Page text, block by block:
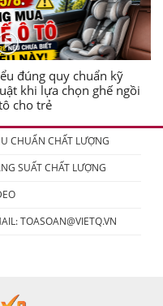
đúng quy chuẩn kỹ
khi lựa chọn ghế ngồi
cho trẻ
CHUẨN CHẤT LƯỢNG
SUẤT CHẤT LƯỢNG
TOASOAN@VIETQ.VN